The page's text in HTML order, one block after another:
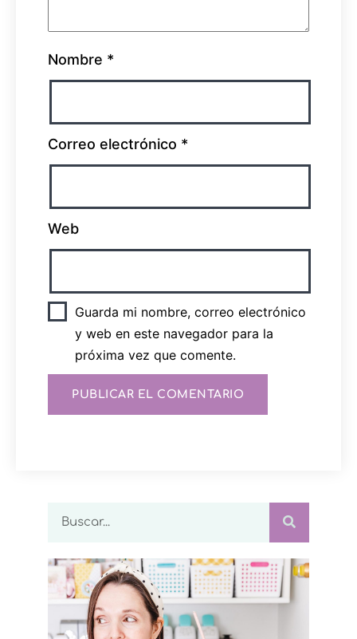
Nombre *
Correo electrónico *
Web
Guarda mi nombre, correo electrónico
y web en este navegador para la
próxima vez que comente.